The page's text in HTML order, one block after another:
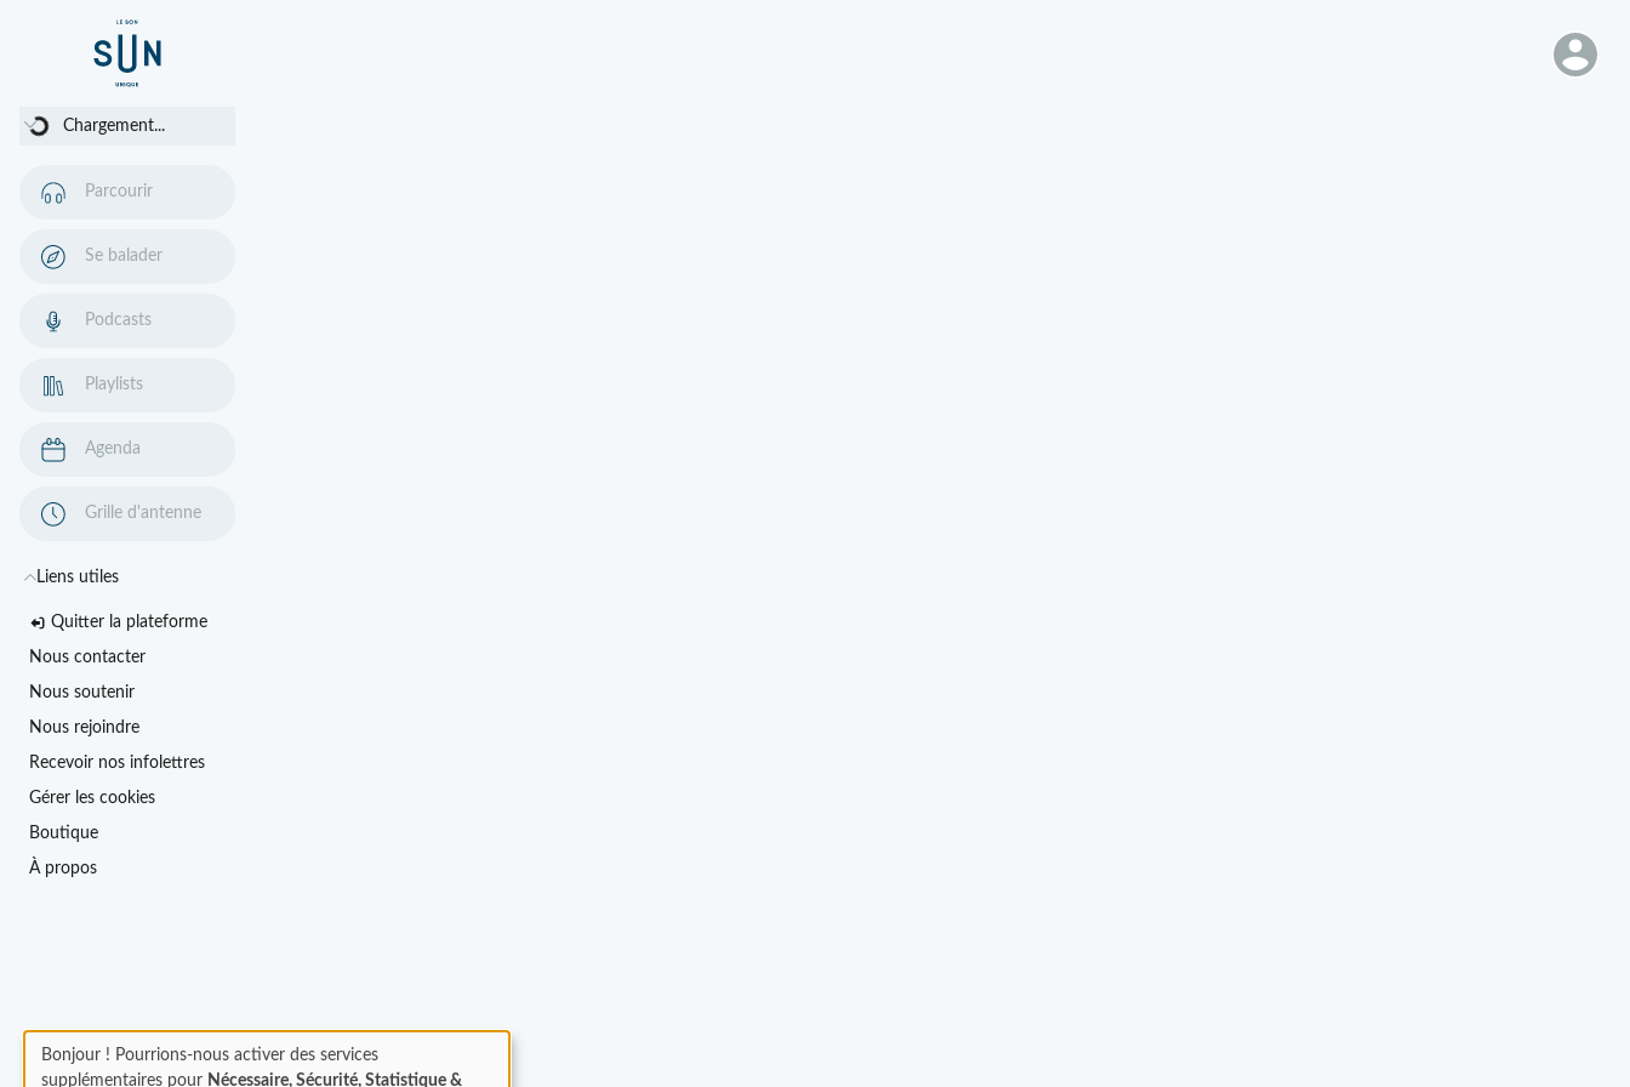
Chargement... Chargement...
Parcourir
Se balader
Podcasts
Playlists
Agenda
Grille d'antenne
Liens utiles
Quitter la plateforme
Nous contacter
Nous soutenir
Nous rejoindre
Recevoir nos infolettres
Gérer les cookies
Boutique
À propos
Bonjour ! Pourrions-nous activer des services
supplémentaires pour Nécessaire, Sécurité, Statistique &